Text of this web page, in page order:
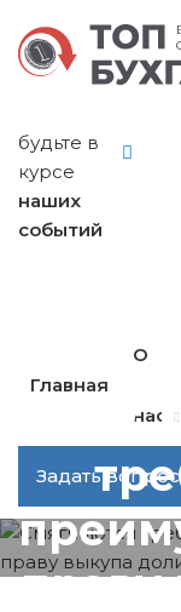
будьте в
курсе
наших
событий
Главная
О
нас
Задать вопрос
праву